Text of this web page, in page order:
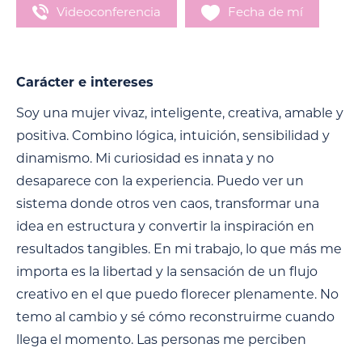
Videoconferencia Fecha de mí
Carácter e intereses
Soy una mujer vivaz, inteligente, creativa, amable y
positiva. Combino lógica, intuición, sensibilidad y
dinamismo. Mi curiosidad es innata y no
desaparece con la experiencia. Puedo ver un
sistema donde otros ven caos, transformar una
idea en estructura y convertir la inspiración en
resultados tangibles. En mi trabajo, lo que más me
importa es la libertad y la sensación de un flujo
creativo en el que puedo florecer plenamente. No
temo al cambio y sé cómo reconstruirme cuando
llega el momento. Las personas me perciben